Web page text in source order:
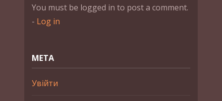
You must be logged in to post a comment.
- Log in
МЕТА
Увійти